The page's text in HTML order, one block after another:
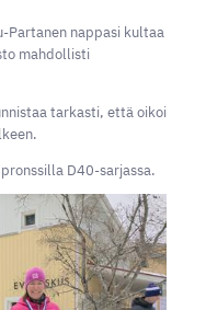
Partanen nappasi kultaa
mahdollisti
tarkasti, että oikoi
D40-sarjassa.